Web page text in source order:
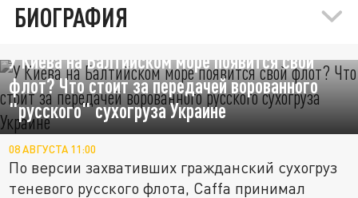
БИОГРАФИЯ
У Киева на Балтийском море появится свой
флот? Что стоит за передачей ворованного
"русского" сухогруза Украине
08 АВГУСТА 11:00
По версии захвативших гражданский сухогруз
теневого русского флота, Caffa принимал